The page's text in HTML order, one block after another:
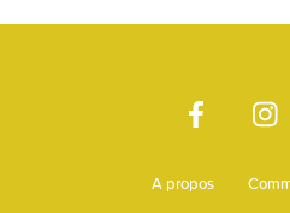
A propos